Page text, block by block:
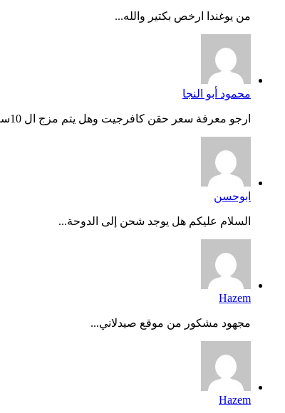
من يوغندا ارخص بكتير والله...
محمود أبو النجا
ارجو معرفة سعر حقن كافرجيت وهل يتم مزج ال 10سم علي بعض وحفظه...
ابوحسن
السلام عليكم هل يوجد شحن إلى الدوحة...
Hazem
مجهود مشكور من موقع صيدلاني...
Hazem